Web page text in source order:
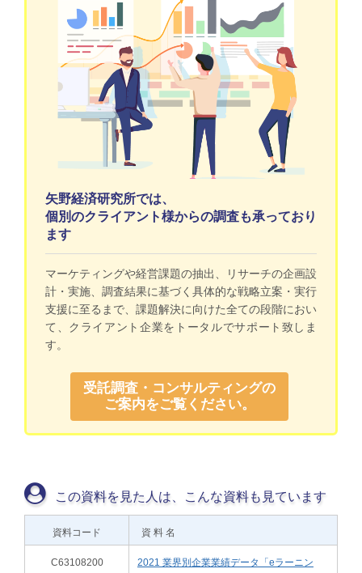
矢野経済研究所では、
個別のクライアント様からの調査も承っており
ます
マーケティングや経営課題の抽出、リサーチの企画設
計・実施、調査結果に基づく具体的な戦略立案・実行
支援に至るまで、課題解決に向けた全ての段階におい
て、クライアント企業をトータルでサポート致しま
す。
受託調査・コンサルティングの
ご案内をご覧ください。
この資料を見た人は、こんな資料も見ています
資料コード 資 料 名
C63108200
2021 業界別企業業績データ「eラーニン